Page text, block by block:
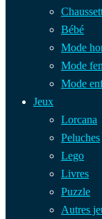
Bébé
Mode
Mode
Mode
Jeux
Lorcana
Peluches
Lego
Livres
Puzzle
Autres